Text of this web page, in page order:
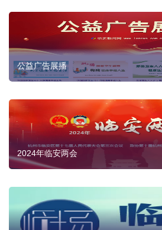
公益广告展播
2024年临安两会